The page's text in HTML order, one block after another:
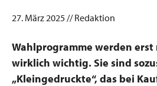
27. März 2025 // Redaktion
Wahlprogramme werden erst
wirklich wichtig. Sie sind
„Kleingedruckte“, das bei